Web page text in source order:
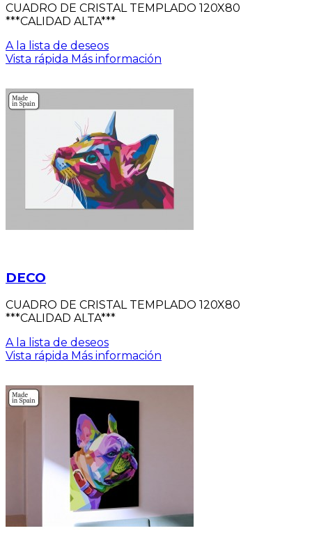
CUADRO DE CRISTAL TEMPLADO 120X80
***CALIDAD ALTA***
A la lista de deseos
Vista rápida Más información
DECO
CUADRO DE CRISTAL TEMPLADO 120X80
***CALIDAD ALTA***
A la lista de deseos
Vista rápida Más información